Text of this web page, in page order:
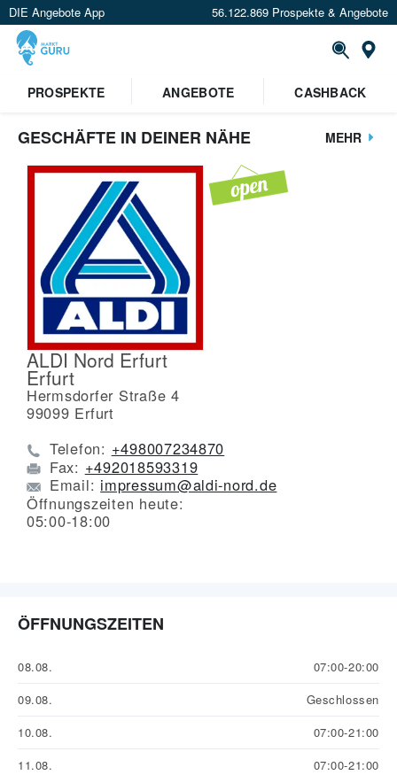
DIE Angebote App 56.122.869 Prospekte & Angebote
PROSPEKTE
ANGEBOTE CASHBACK
GESCHÄFTE IN DEINER NÄHE MEHR
ALDI Nord Erfurt
Erfurt
Hermsdorfer Straße 4
99099 Erfurt
Telefon: +498007234870
Fax: +492018593319
Email: impressum@aldi-nord.de
Öffnungszeiten heute:
05:00-18:00
ÖFFNUNGSZEITEN
08.08.
07:00-20:00
09.08.
Geschlossen
10.08.
07:00-21:00
11.08.
07:00-21:00